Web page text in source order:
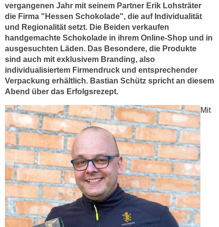
vergangenen Jahr mit seinem Partner Erik Lohsträter
die Firma "Hessen Schokolade", die auf Individualität
und Regionalität setzt. Die Beiden verkaufen
handgemachte Schokolade in ihrem Online-Shop und in
ausgesuchten Läden. Das Besondere, die Produkte
sind auch mit exklusivem Branding, also
individualisiertem Firmendruck und entsprechender
Verpackung erhältlich. Bastian Schütz spricht an diesem
Abend über das Erfolgsrezept.
Mit